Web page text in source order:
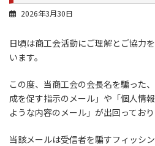
2026年3月30日
日頃は商工会活動にご理解とご協力
います。
この度、当商工会の会長名を騙った
成を促す指示のメール」や「個人情
ような内容のメール」が出回っており
当該メールは受信者を騙すフィッシ